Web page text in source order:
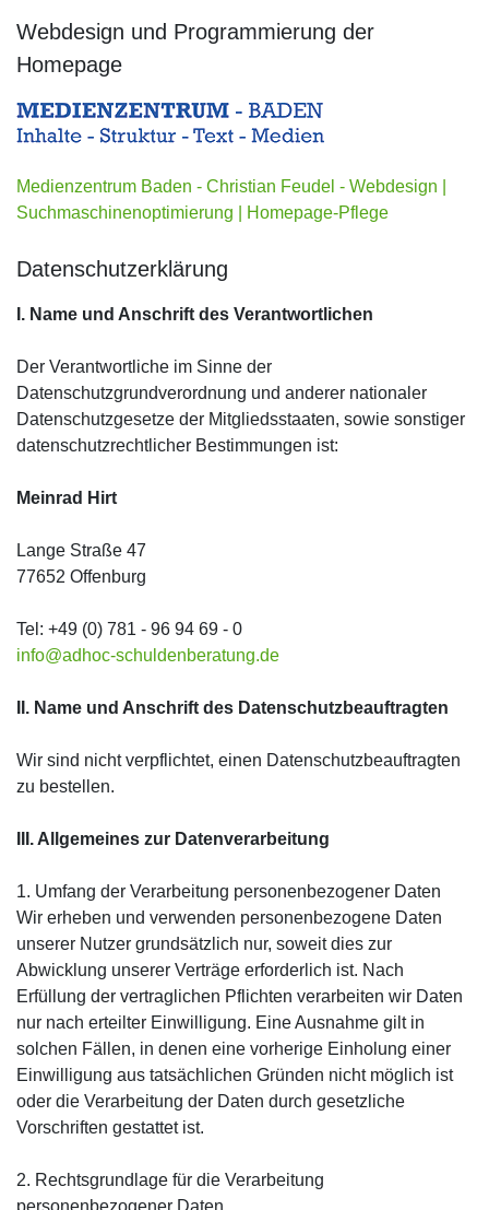
Webdesign und Programmierung der
Homepage
Medienzentrum Baden - Christian Feudel - Webdesign |
Suchmaschinenoptimierung | Homepage-Pflege
Datenschutzerklärung
I. Name und Anschrift des Verantwortlichen
Der Verantwortliche im Sinne der
Datenschutzgrundverordnung und anderer nationaler
Datenschutzgesetze der Mitgliedsstaaten, sowie sonstiger
datenschutzrechtlicher Bestimmungen ist:
Meinrad Hirt
Lange Straße 47
77652 Offenburg
Tel: +49 (0) 781 - 96 94 69 - 0
info@adhoc-schuldenberatung.de
II. Name und Anschrift des Datenschutzbeauftragten
Wir sind nicht verpflichtet, einen Datenschutzbeauftragten
zu bestellen.
III. Allgemeines zur Datenverarbeitung
1. Umfang der Verarbeitung personenbezogener Daten
Wir erheben und verwenden personenbezogene Daten
unserer Nutzer grundsätzlich nur, soweit dies zur
Abwicklung unserer Verträge erforderlich ist. Nach
Erfüllung der vertraglichen Pflichten verarbeiten wir Daten
nur nach erteilter Einwilligung. Eine Ausnahme gilt in
solchen Fällen, in denen eine vorherige Einholung einer
Einwilligung aus tatsächlichen Gründen nicht möglich ist
oder die Verarbeitung der Daten durch gesetzliche
Vorschriften gestattet ist.
2. Rechtsgrundlage für die Verarbeitung
personenbezogener Daten